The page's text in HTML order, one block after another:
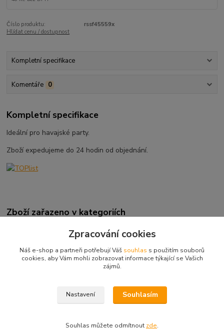
Číslo produktu:
rssf45559x
Hlídat cenu / dostupnost
Kompletní specifikace
Komentáře 0
Kompletní specifikace
Ideální pro havajské party.
Zboží expedujeme do 24 hodin od objednání.
Zboží zařazeno v kategoriích
Karneval - Party
Pro tématické party
Kompletní nabídka
Havajský týden
Zpracování cookies
Náš e-shop a partneři potřebují Váš souhlas s použitím souborů
cookies, aby Vám mohli zobrazovat informace týkající se Vašich
zájmů.
Nastavení Souhlasím
Souhlas můžete odmítnout zde.